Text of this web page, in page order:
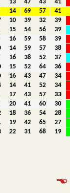
13 47 43
41
14 69 57
41
10 39 32
39
15 54 56
39
16 59 58
39
14 59 57
38
16 38 52
37
15 52 64
36
16 43 47
34
14 41 52
34
17 43 57
33
20 41 60
30
18 36 54
28
19 42 65
27
22 31 68 19